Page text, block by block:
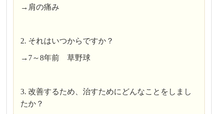
→肩の痛み
2. それはいつからですか？
→7～8年前 草野球
3. 改善するため、治すためにどんなことをしまし
たか？